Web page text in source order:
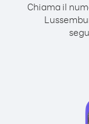
Chiama il